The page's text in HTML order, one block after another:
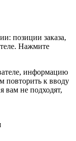
позиции заказа,
Нажмите
информацию
повторить к вводу
вам не подходят,